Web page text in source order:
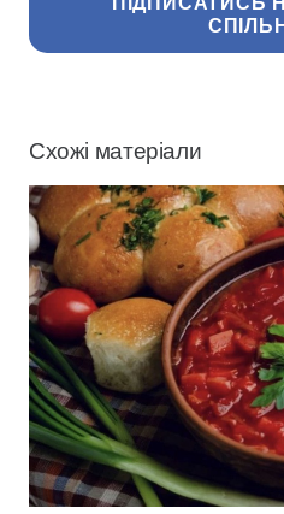
Схожі матеріали